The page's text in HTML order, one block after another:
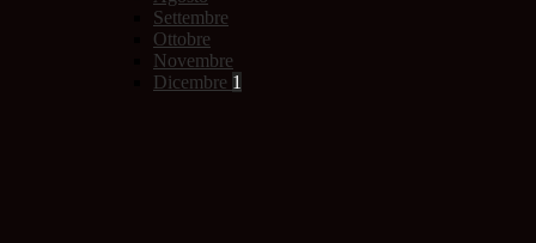
Settembre
Ottobre
Novembre
Dicembre 1